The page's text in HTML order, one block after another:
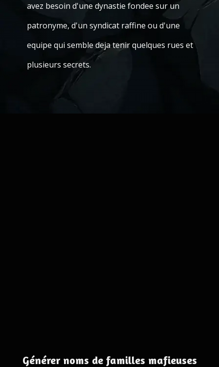
avez besoin d'une dynastie fondee sur un
patronyme, d'un syndicat raffine ou d'une
equipe qui semble deja tenir quelques rues et
plusieurs secrets.
Générer noms de familles mafieuses